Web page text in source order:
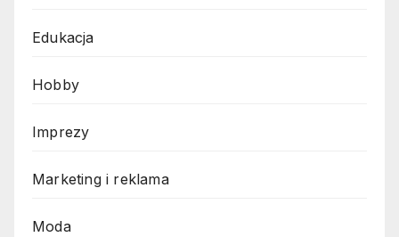
Edukacja
Hobby
Imprezy
Marketing i reklama
Moda